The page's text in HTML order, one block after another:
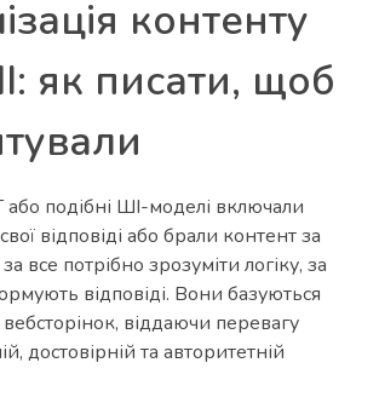
контенту
як писати, щоб
подібні ШІ-моделі включали
відповіді або брали контент за
все потрібно зрозуміти логіку, за
відповіді. Вони базуються
віддаючи перевагу
достовірній та авторитетній